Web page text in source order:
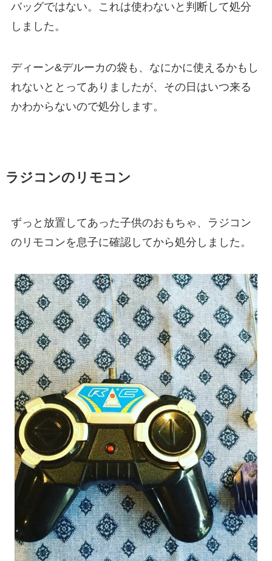
バッグではない。これは使わないと判断して処分
しました。
ディーン&デルーカの袋も、なにかに使えるかもし
れないととってありましたが、その日はいつ来る
かわからないので処分します。
ラジコンのリモコン
ずっと放置してあった子供のおもちゃ、ラジコン
のリモコンを息子に確認してから処分しました。